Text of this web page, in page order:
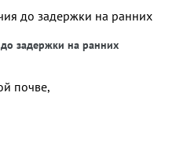
задержки на ранних